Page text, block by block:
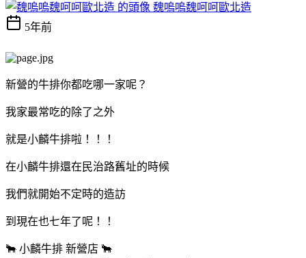
魏嗚嗚魏呵呵歐北造
5年前
新營的牛排你都吃哪一家呢？
我家最常吃的除了之外
就是小麟牛排啦！！！
在小麟牛排還在民治路舊址的時候
我們就開始不定時的造訪
到現在也七年了呢！！
🐂 小麟牛排 新營店 🐂